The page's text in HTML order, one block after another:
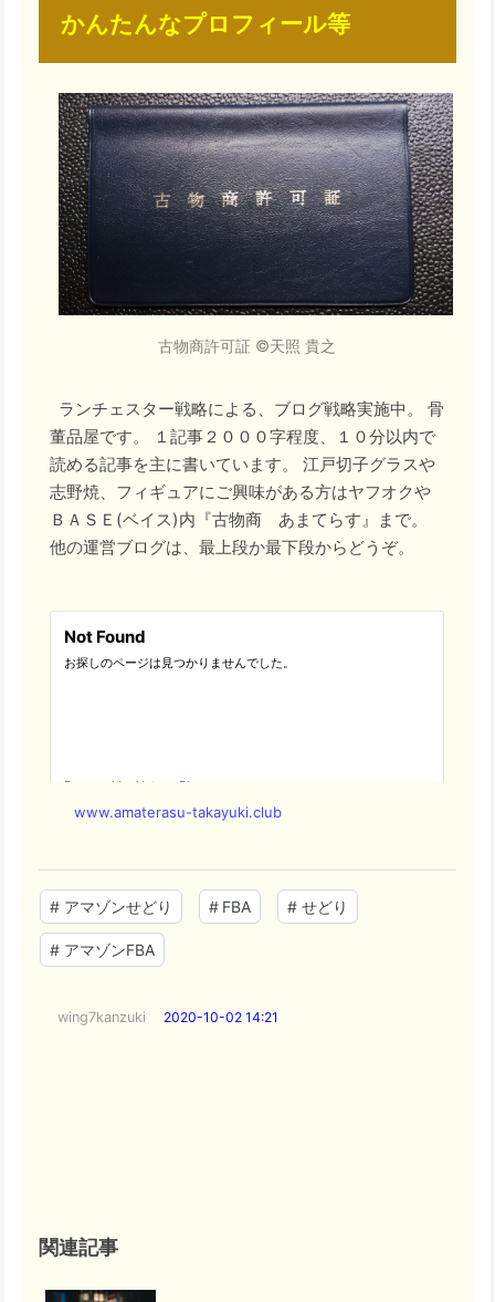
かんたんなプロフィール等
古物商許可証 ©天照 貴之
ランチェスター戦略による、ブログ戦略実施中。 骨
董品屋です。 １記事２０００字程度、１０分以内で
読める記事を主に書いています。 江戸切子グラスや
志野焼、フィギュアにご興味がある方はヤフオクや
ＢＡＳＥ(ベイス)内『古物商 あまてらす』まで。
他の運営ブログは、最上段か最下段からどうぞ。
www.amaterasu-takayuki.club
# アマゾンせどり # FBA # せどり
# アマゾンFBA
wing7kanzuki 2020-10-02 14:21
関連記事